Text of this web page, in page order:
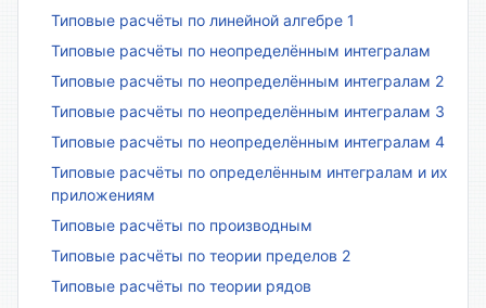
Типовые расчёты по линейной алгебре 1
Типовые расчёты по неопределённым интегралам
Типовые расчёты по неопределённым интегралам 2
Типовые расчёты по неопределённым интегралам 3
Типовые расчёты по неопределённым интегралам 4
Типовые расчёты по определённым интегралам и их
приложениям
Типовые расчёты по производным
Типовые расчёты по теории пределов 2
Типовые расчёты по теории рядов